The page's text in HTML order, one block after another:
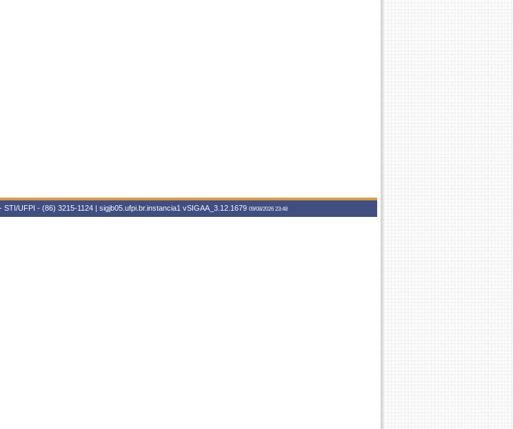
UFPI - (86) 3215-1124 | sigjb05.ufpi.br.instancia1 vSIGAA_3.12.1679 09/08/2026 23:48